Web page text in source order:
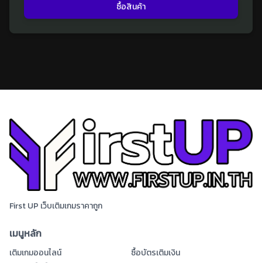
ซื้อสินค้า
First UP เว็บเติมเกมราคาถูก
เมนูหลัก
เติมเกมออนไลน์
ซื้อบัตรเติมเงิน